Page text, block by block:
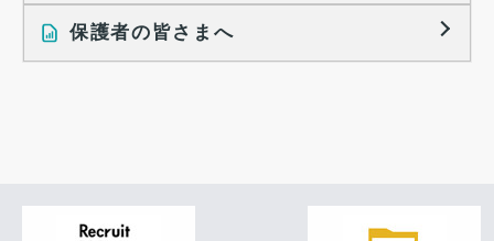
就職活動に関するレポート
就業レディネス研究
インタビュー記事
保護者の皆さまへ